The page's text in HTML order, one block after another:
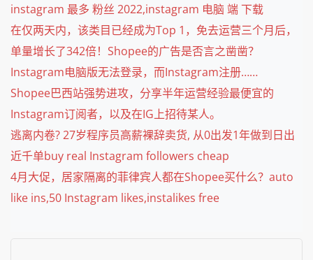
instagram 最多 粉丝 2022,instagram 电脑 端 下载
在仅两天内，该类目已经成为Top 1，免去运营三个月后，
单量增长了342倍！Shopee的广告是否言之凿凿？
Instagram电脑版无法登录，而Instagram注册……
Shopee巴西站强势进攻，分享半年运营经验最便宜的
Instagram订阅者，以及在IG上招待某人。
逃离内卷? 27岁程序员高薪裸辞卖货, 从0出发1年做到日出
近千单buy real Instagram followers cheap
4月大促，居家隔离的菲律宾人都在Shopee买什么？auto
like ins,50 Instagram likes,instalikes free